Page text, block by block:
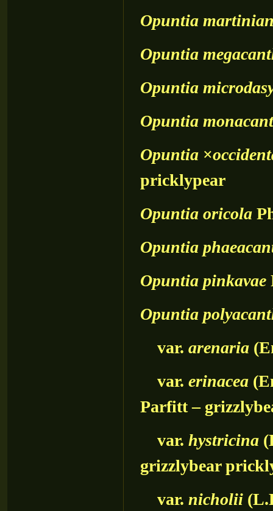
Opuntia
Opuntia
Opuntia
Opuntia
Opuntia ×
pricklypear
Opuntia oricola
Opuntia
Opuntia pinkavae
Opuntia
var. arenaria
var. erinacea
Parfitt–
var. hystricina
grizzlybear
var. nicholii